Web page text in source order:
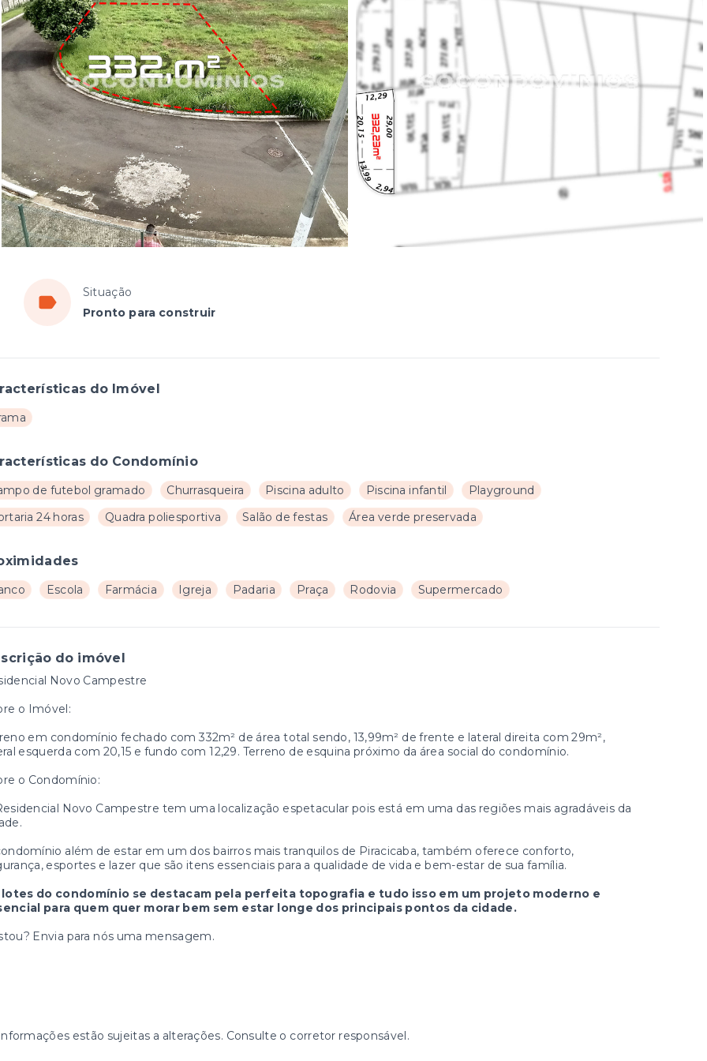
Situação
Pronto para construir
do Imóvel
do Condomínio
de futebol gramado Churrasqueira Piscina adulto Piscina infantil
Playground
24 horas
Quadra poliesportiva Salão de festas Área verde preservada
Escola Farmácia Igreja Padaria Praça Rodovia Supermercado
do imóvel
Novo Campestre
o Imóvel:
em condomínio fechado com 332m² de área total sendo, 13,99m² de frente e lateral direita com 29m²,
esquerda com 20,15 e fundo com 12,29. Terreno de esquina próximo da área social do condomínio.
o Condomínio:
Novo Campestre tem uma localização espetacular pois está em uma das regiões mais agradáveis da
além de estar em um dos bairros mais tranquilos de Piracicaba, também oferece conforto,
esportes e lazer que são itens essenciais para a qualidade de vida e bem-estar de sua família.
lotes do condomínio se destacam pela perfeita topografia e tudo isso em um projeto moderno e
para quem quer morar bem sem estar longe dos principais pontos da cidade.
Envia para nós uma mensagem.
estão sujeitas a alterações. Consulte o corretor responsável.